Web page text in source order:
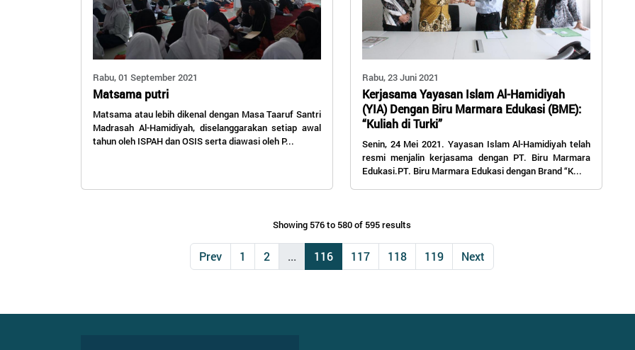
Rabu, 01 September 2021
Matsama putri
Matsama atau lebih dikenal dengan Masa Taaruf Santri
Madrasah Al-Hamidiyah, diselanggarakan setiap awal
tahun oleh ISPAH dan OSIS serta diawasi oleh P...
Rabu, 23 Juni 2021
Kerjasama Yayasan Islam Al-Hamidiyah
(YIA) Dengan Biru Marmara Edukasi (BME):
“Kuliah di Turki”
Senin, 24 Mei 2021. Yayasan Islam Al-Hamidiyah telah
resmi menjalin kerjasama dengan PT. Biru Marmara
Edukasi.PT. Biru Marmara Edukasi dengan Brand “K...
Showing 576 to 580 of 595 results
Prev 1 2 ... 116 117 118 119 Next